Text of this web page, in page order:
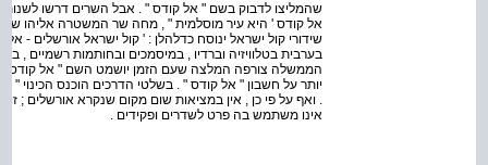
שהמליצו לדבוק בשם " אל קודס " . אבל השרים דרשו
אל קודס ' היא עיר מוסלמית " , מחה שר המשטרה אליהו
שידורי קול ישראל ינוסח כדלהלן : ' קול ישראל אורשלים -
בערבית בטלוויזיה וברדיו , במיסמכים ובחותמות רשמיים ,
הממשלה צורפה המלצה שעם הזמן יושמט השם " אל קודס
יותר על חשבון " אל קודס " . בשלטי הדרכים הוכנס הכינוי "
. ואף על פי כן , אין במציאות שום מקום שנקרא אורשלים ;
אינו משתמש בה פרט לשדרים ופקידים .